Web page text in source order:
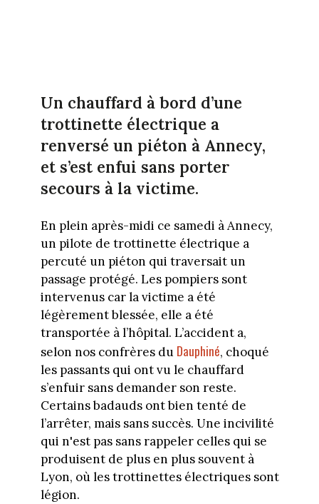
Un chauffard à bord d’une
trottinette électrique a
renversé un piéton à Annecy,
et s’est enfui sans porter
secours à la victime.
En plein après-midi ce samedi à Annecy,
un pilote de trottinette électrique a
percuté un piéton qui traversait un
passage protégé. Les pompiers sont
intervenus car la victime a été
légèrement blessée, elle a été
transportée à l’hôpital. L’accident a,
selon nos confrères du Dauphiné, choqué
les passants qui ont vu le chauffard
s’enfuir sans demander son reste.
Certains badauds ont bien tenté de
l’arrêter, mais sans succès. Une incivilité
qui n'est pas sans rappeler celles qui se
produisent de plus en plus souvent à
Lyon, où les trottinettes électriques sont
légion.